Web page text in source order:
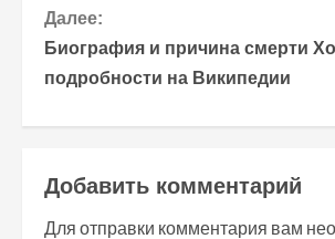
д
о
л
и
Далее:
Биография и причина смерти
подробности на Википедии
Добавить комментарий
Для отправки комментария вам